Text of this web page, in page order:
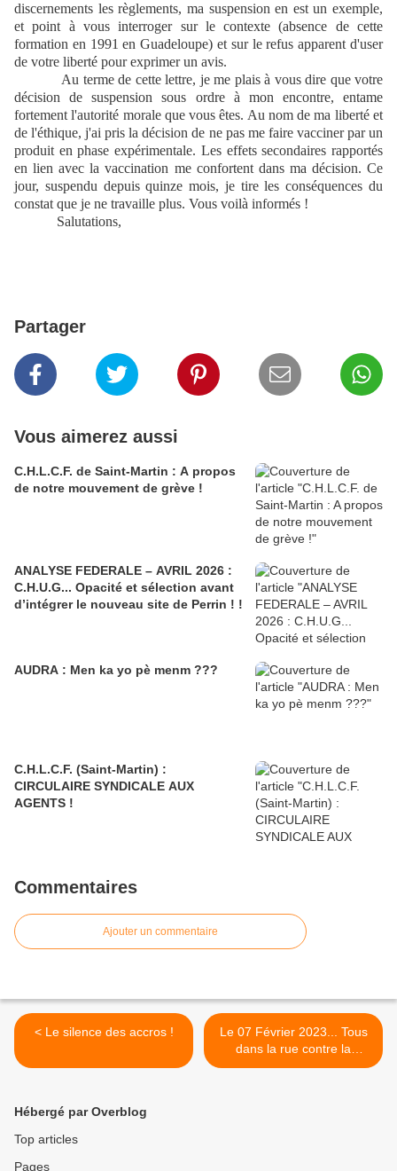
discernements les règlements, ma suspension en est un exemple,
et point à vous interroger sur le contexte (absence de cette
formation en 1991 en Guadeloupe) et sur le refus apparent d'user
de votre liberté pour exprimer un avis.
Au terme de cette lettre, je me plais à vous dire que votre
décision de suspension sous ordre à mon encontre, entame
fortement l'autorité morale que vous êtes. Au nom de ma liberté et
de l'éthique, j'ai pris la décision de ne pas me faire vacciner par un
produit en phase expérimentale. Les effets secondaires rapportés
en lien avec la vaccination me confortent dans ma décision. Ce
jour, suspendu depuis quinze mois, je tire les conséquences du
constat que je ne travaille plus. Vous voilà informés !
Salutations,
Partager
Vous aimerez aussi
C.H.L.C.F. de Saint-Martin : A propos
de notre mouvement de grève !
ANALYSE FEDERALE – AVRIL 2026 :
C.H.U.G... Opacité et sélection avant
d’intégrer le nouveau site de Perrin ! !
AUDRA : Men ka yo pè menm ???
C.H.L.C.F. (Saint-Martin) :
CIRCULAIRE SYNDICALE AUX
AGENTS !
Commentaires
Ajouter un commentaire
< Le silence des accros !
Le 07 Février 2023... Tous
dans la rue contre la
réforme du système des
Hébergé par Overblog
Top articles
Pages